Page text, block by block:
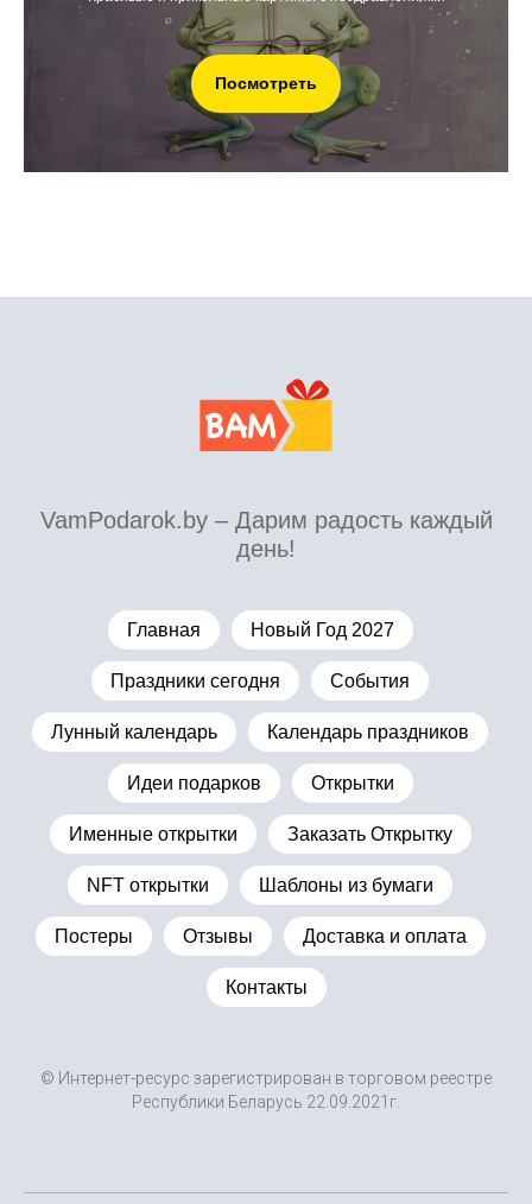
Посмотреть
VamPodarok.by – Дарим радость каждый
день!
Главная Новый Год 2027
Праздники сегодня События
Лунный календарь Календарь праздников
Идеи подарков Открытки
Именные открытки Заказать Открытку
NFT открытки Шаблоны из бумаги
Постеры Отзывы Доставка и оплата
Контакты
© Интернет-ресурс зарегистрирован в торговом реестре
Республики Беларусь 22.09.2021г.